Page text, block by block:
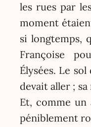
les rues par
moment
si longtemps,
Françoise
Élysées. Le
devait aller ;
Et, comme un
péniblement